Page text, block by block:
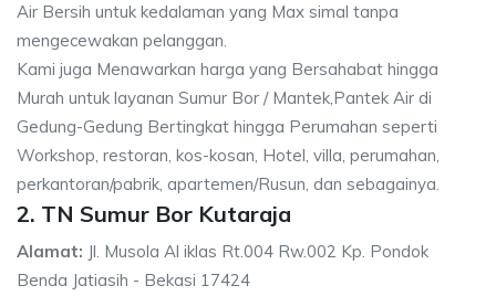
Air Bersih untuk kedalaman yang Max simal tanpa
mengecewakan pelanggan.
Kami juga Menawarkan harga yang Bersahabat hingga
Murah untuk layanan Sumur Bor / Mantek,Pantek Air di
Gedung-Gedung Bertingkat hingga Perumahan seperti
Workshop, restoran, kos-kosan, Hotel, villa, perumahan,
perkantoran/pabrik, apartemen/Rusun, dan sebagainya.
2. TN Sumur Bor Kutaraja
Alamat: Jl. Musola Al iklas Rt.004 Rw.002 Kp. Pondok
Benda Jatiasih - Bekasi 17424